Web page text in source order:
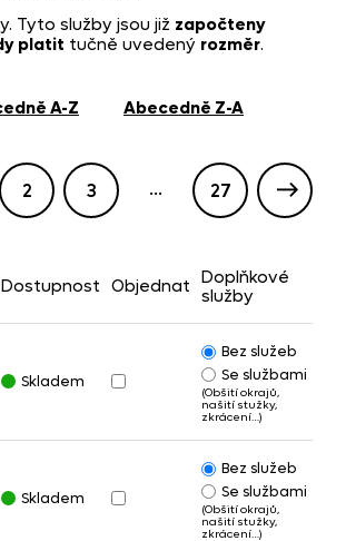
Tyto služby jsou již započteny
platit tučně uvedený rozměr.
A-Z abecedně Z-A
2 3 ... 27
Dostupnost Objednat Doplňkové
služby
Skladem
Bez služeb
Se službami
(Obšití okrajů,
našití stužky,
zkrácení…)
Skladem
Bez služeb
Se službami
(Obšití okrajů,
našití stužky,
zkrácení…)